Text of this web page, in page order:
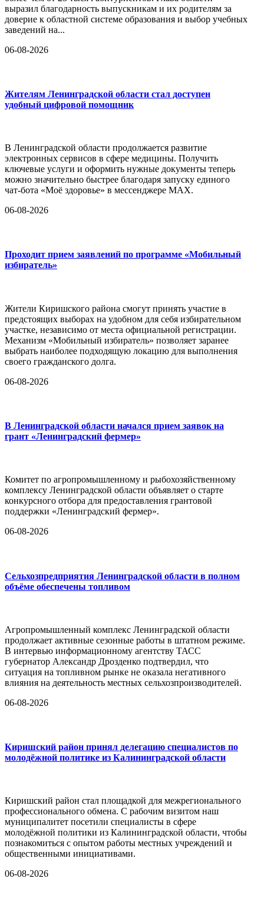
выразил благодарность выпускникам и их родителям за
доверие к областной системе образования и выбор учебных
заведений на...
06-08-2026
Жителям Ленинградской области стал доступен
удобный цифровой помощник
В Ленинградской области продолжается развитие
электронных сервисов в сфере медицины. Получить
ключевые услуги и оформить нужные документы теперь
можно значительно быстрее благодаря запуску единого
чат-бота «Моё здоровье» в мессенджере MAX.
06-08-2026
Проходит прием заявлений по программе «Мобильный
избиратель»
Жители Киришского района смогут принять участие в
предстоящих выборах на удобном для себя избирательном
участке, независимо от места официальной регистрации.
Механизм «Мобильный избиратель» позволяет заранее
выбрать наиболее подходящую локацию для выполнения
своего гражданского долга.
06-08-2026
В Ленинградской области начался прием заявок на
грант «Ленинградский фермер»
Комитет по агропромышленному и рыбохозяйственному
комплексу Ленинградской области объявляет о старте
конкурсного отбора для предоставления грантовой
поддержки «Ленинградский фермер».
06-08-2026
Сельхозпредприятия Ленинградской области в полном
объёме обеспечены топливом
Агропромышленный комплекс Ленинградской области
продолжает активные сезонные работы в штатном режиме.
В интервью информационному агентству ТАСС
губернатор Александр Дрозденко подтвердил, что
ситуация на топливном рынке не оказала негативного
влияния на деятельность местных сельхозпроизводителей.
06-08-2026
Киришский район принял делегацию специалистов по
молодёжной политике из Калининградской области
Киришский район стал площадкой для межрегионального
профессионального обмена. С рабочим визитом наш
муниципалитет посетили специалисты в сфере
молодёжной политики из Калининградской области, чтобы
познакомиться с опытом работы местных учреждений и
общественными инициативами.
06-08-2026